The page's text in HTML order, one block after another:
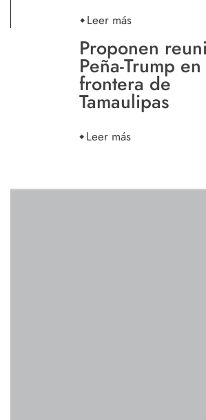
Leer más
Proponen
Peña-Trump
frontera de
Tamaulipas
Leer más